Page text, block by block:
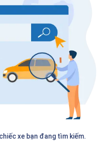
xe bạn đang tìm kiếm.